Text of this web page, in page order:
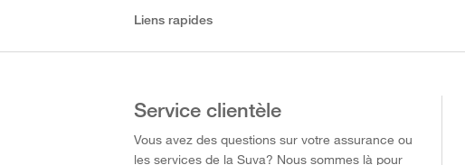
Liens rapides
Service clientèle
Vous avez des questions sur votre assurance ou
les services de la Suva? Nous sommes là pour